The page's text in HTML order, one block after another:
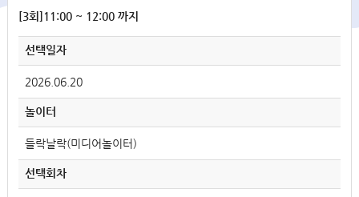
[3회]11:00 ~ 12:00 까지
선택일자
2026.06.20
놀이터
들락날락(미디어놀이터)
선택회차